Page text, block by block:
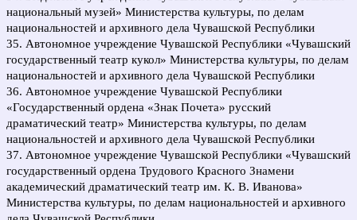
национальный музей» Министерства культуры, по делам
национальностей и архивного дела Чувашской Республики
35. Автономное учреждение Чувашской Республики «Чувашский
государственный театр кукол» Министерства культуры, по делам
национальностей и архивного дела Чувашской Республики
36. Автономное учреждение Чувашской Республики
«Государственный ордена «Знак Почета» русский
драматический театр» Министерства культуры, по делам
национальностей и архивного дела Чувашской Республики
37. Автономное учреждение Чувашской Республики «Чувашский
государственный ордена Трудового Красного Знамени
академический драматический театр им. К. В. Иванова»
Министерства культуры, по делам национальностей и архивного